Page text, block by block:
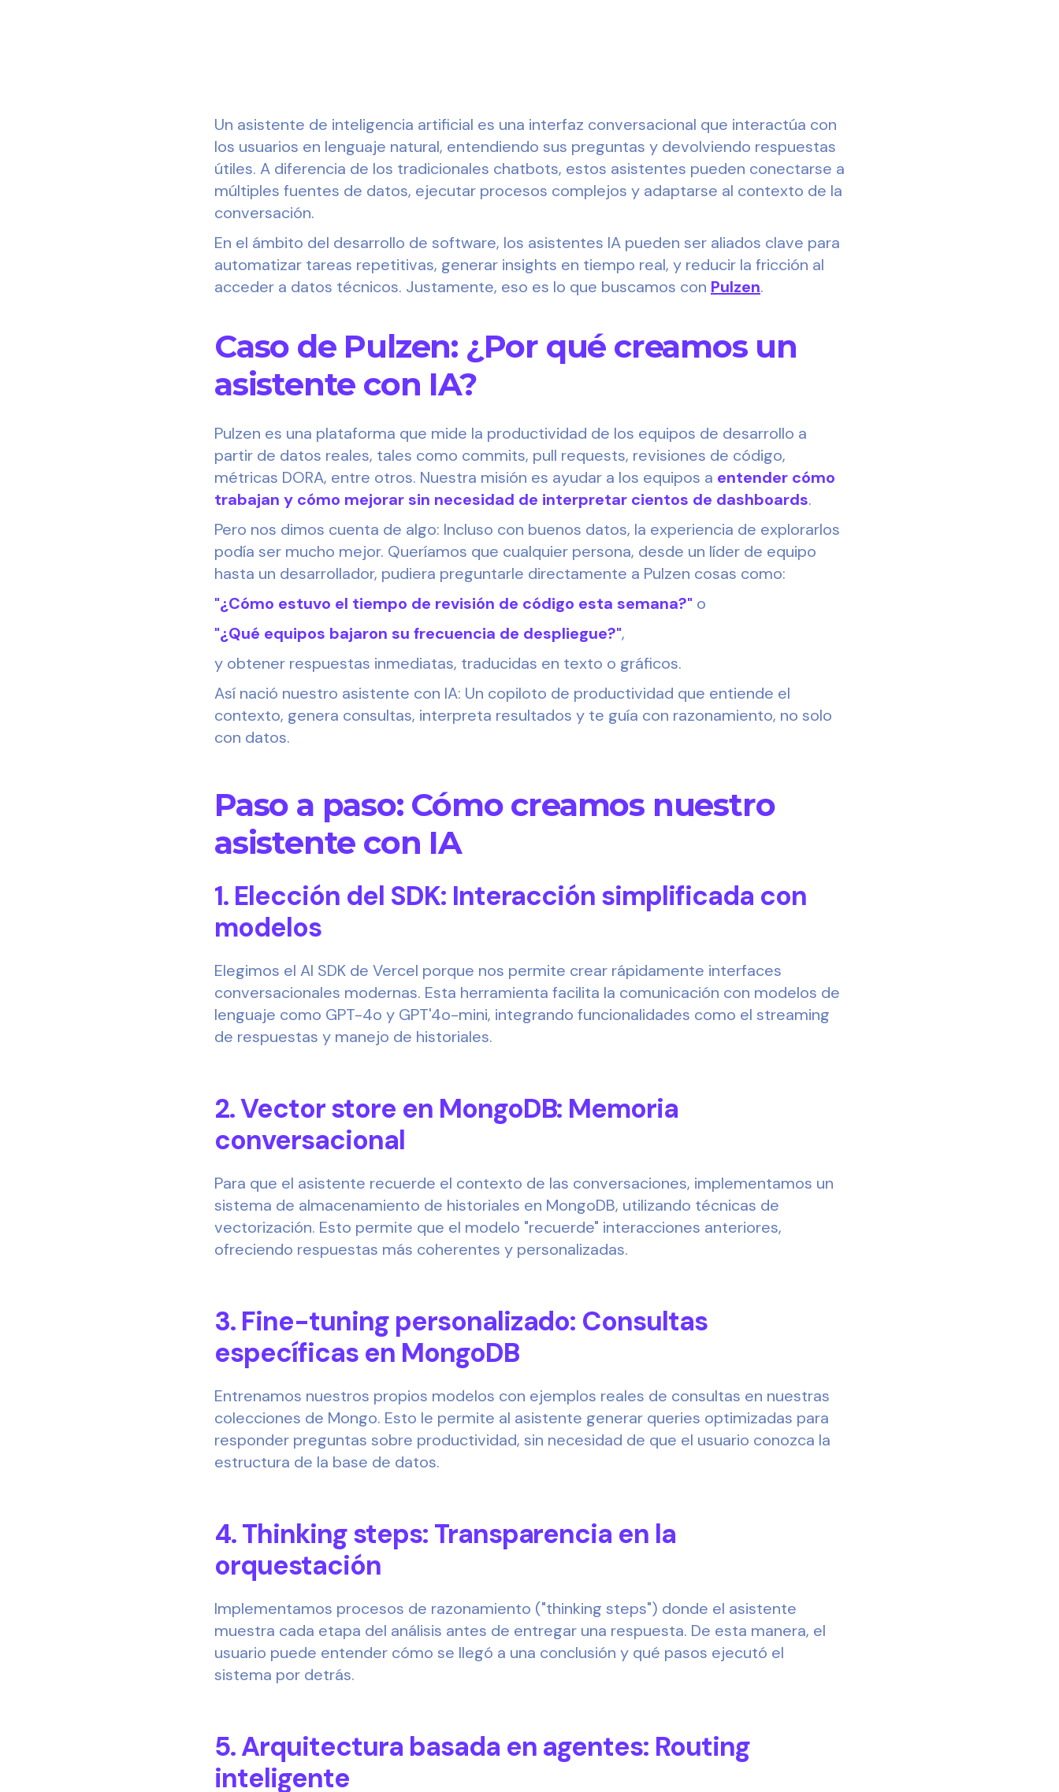
Un asistente de inteligencia artificial es una interfaz conversacional que interactúa con
los usuarios en lenguaje natural, entendiendo sus preguntas y devolviendo respuestas
útiles. A diferencia de los tradicionales chatbots, estos asistentes pueden conectarse a
múltiples fuentes de datos, ejecutar procesos complejos y adaptarse al contexto de la
conversación.
En el ámbito del desarrollo de software, los asistentes IA pueden ser aliados clave para
automatizar tareas repetitivas, generar insights en tiempo real, y reducir la fricción al
acceder a datos técnicos. Justamente, eso es lo que buscamos con Pulzen.
Caso de Pulzen: ¿Por qué creamos un
asistente con IA?
Pulzen es una plataforma que mide la productividad de los equipos de desarrollo a
partir de datos reales, tales como commits, pull requests, revisiones de código,
métricas DORA, entre otros. Nuestra misión es ayudar a los equipos a entender cómo
trabajan y cómo mejorar sin necesidad de interpretar cientos de dashboards.
Pero nos dimos cuenta de algo: Incluso con buenos datos, la experiencia de explorarlos
podía ser mucho mejor. Queríamos que cualquier persona, desde un líder de equipo
hasta un desarrollador, pudiera preguntarle directamente a Pulzen cosas como:
"¿Cómo estuvo el tiempo de revisión de código esta semana?" o
"¿Qué equipos bajaron su frecuencia de despliegue?",
y obtener respuestas inmediatas, traducidas en texto o gráficos.
Así nació nuestro asistente con IA: Un copiloto de productividad que entiende el
contexto, genera consultas, interpreta resultados y te guía con razonamiento, no solo
con datos.
Paso a paso: Cómo creamos nuestro
asistente con IA
1. Elección del SDK: Interacción simplificada con
modelos
Elegimos el AI SDK de Vercel porque nos permite crear rápidamente interfaces
conversacionales modernas. Esta herramienta facilita la comunicación con modelos de
lenguaje como GPT-4o y GPT'4o-mini, integrando funcionalidades como el streaming
de respuestas y manejo de historiales.
2. Vector store en MongoDB: Memoria
conversacional
Para que el asistente recuerde el contexto de las conversaciones, implementamos un
sistema de almacenamiento de historiales en MongoDB, utilizando técnicas de
vectorización. Esto permite que el modelo "recuerde" interacciones anteriores,
ofreciendo respuestas más coherentes y personalizadas.
3. Fine-tuning personalizado: Consultas
específicas en MongoDB
Entrenamos nuestros propios modelos con ejemplos reales de consultas en nuestras
colecciones de Mongo. Esto le permite al asistente generar queries optimizadas para
responder preguntas sobre productividad, sin necesidad de que el usuario conozca la
estructura de la base de datos.
4. Thinking steps: Transparencia en la
orquestación
Implementamos procesos de razonamiento ("thinking steps") donde el asistente
muestra cada etapa del análisis antes de entregar una respuesta. De esta manera, el
usuario puede entender cómo se llegó a una conclusión y qué pasos ejecutó el
sistema por detrás.
5. Arquitectura basada en agentes: Routing
inteligente